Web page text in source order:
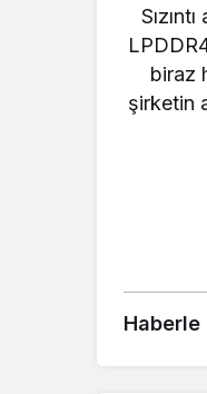
biraz
şirketin
Haberle